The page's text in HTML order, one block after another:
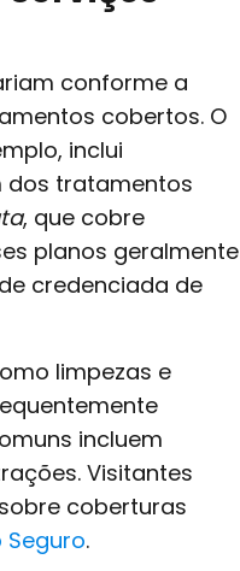
conforme a
cobertos. O
inclui
dos tratamentos
, que cobre
planos geralmente
credenciada de
limpezas e
incluem
Visitantes
coberturas
Seguro.